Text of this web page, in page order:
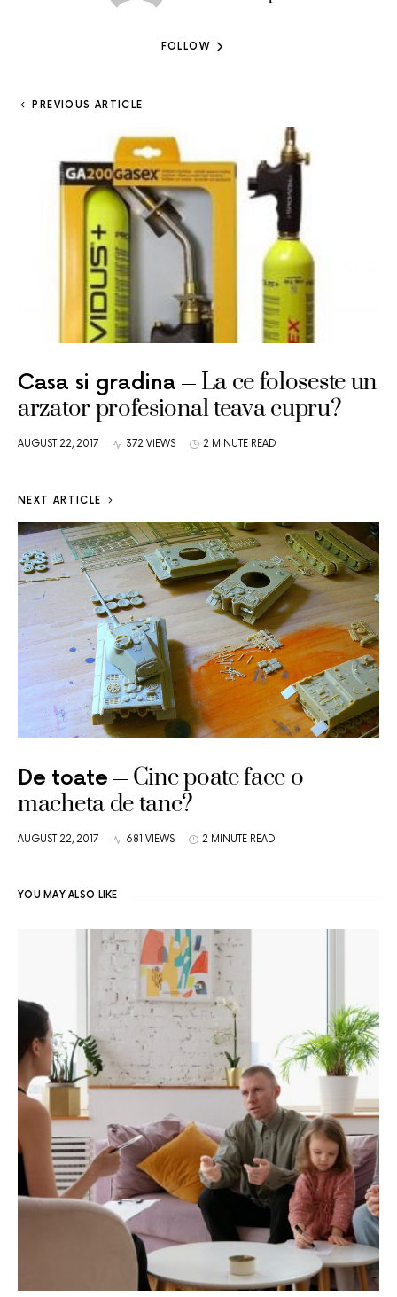
FOLLOW
PREVIOUS ARTICLE
Casa si gradina
La ce foloseste un
arzator profesional teava cupru?
AUGUST 22, 2017 372 VIEWS 2 MINUTE READ
NEXT ARTICLE
De toate
Cine poate face o
macheta de tanc?
AUGUST 22, 2017 681 VIEWS 2 MINUTE READ
YOU MAY ALSO LIKE